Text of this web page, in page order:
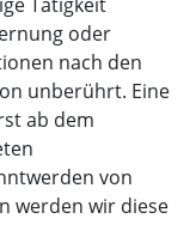
oder
nach den
unberührt. Eine
ab dem
von
werden wir diese